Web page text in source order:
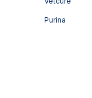
Purina